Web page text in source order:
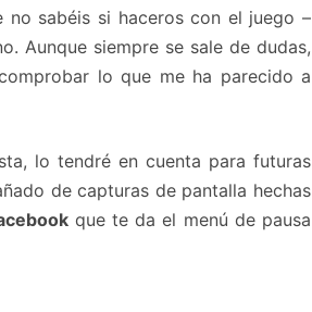
no sabéis si haceros con el juego –
Aunque siempre se sale de dudas,
lo que me ha parecido a
lo tendré en cuenta para futuras
de capturas de pantalla hechas
que te da el menú de pausa